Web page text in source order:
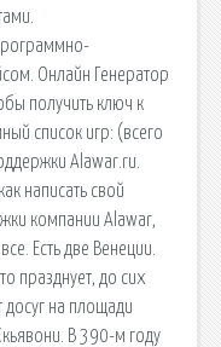
Онлайн Генератор
получить ключ к
список игр: (всего
Alawar.ru.
написать свой
компании Alawar,
Есть две Венеции.
празднует, до сих
досуг на площади
В 390-м году